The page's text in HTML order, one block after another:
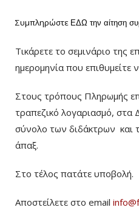
Συμπληρώστε ΕΔΩ την αίτηση
Τικάρετε το σεμινάριο της
ημερομηνία που επιθυμείτε
Στους τρόπους Πληρωμής
τραπεζικό λογαριασμό, στα
σύνολο των διδάκτρων και
άπαξ.
Στο τέλος πατάτε υποβολή.
Αποστείλετε στο email